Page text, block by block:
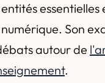
Son
autour de
.